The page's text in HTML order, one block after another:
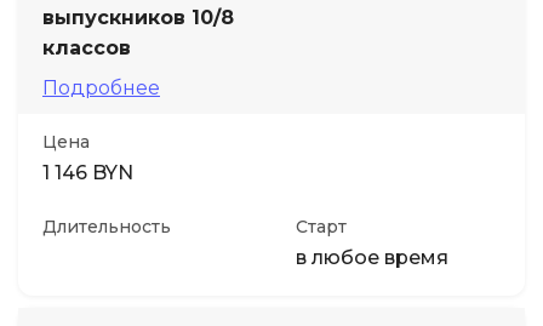
выпускников 10/8
классов
Подробнее
Цена
1 146 BYN
Длительность Старт
в любое время